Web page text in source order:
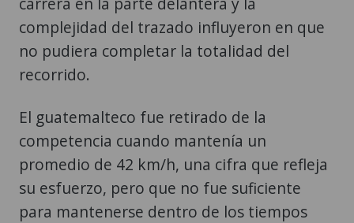
complejidad del trazado influyeron en que
no pudiera completar la totalidad del
recorrido.
El guatemalteco fue retirado de la
competencia cuando mantenía un
promedio de 42 km/h, una cifra que refleja
su esfuerzo, pero que no fue suficiente
para mantenerse dentro de los tiempos